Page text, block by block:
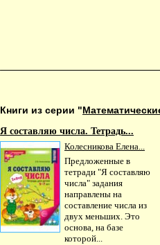
Книги из серии "
Я составляю числа. Тетрадь...
Колесникова Елена...
Предложенные в
тетради "Я составляю
числа" задания
направлены на
составление числа из
двух меньших. Это
основа, на базе
которой...